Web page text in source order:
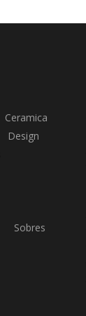
Ceramica
Design
Sobres